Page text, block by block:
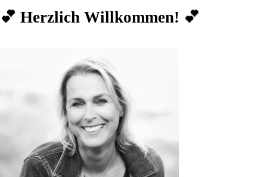
💕 Herzlich Willkommen! 💕